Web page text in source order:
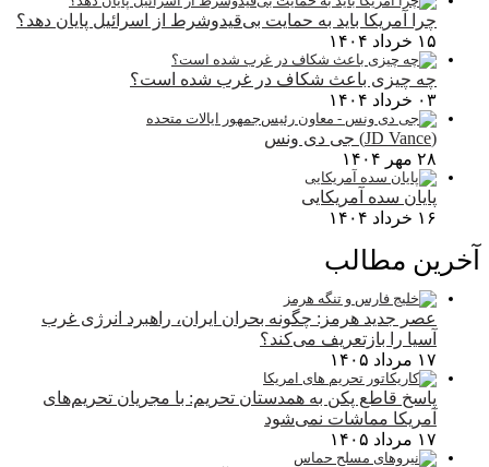
چرا آمریکا باید به حمایت بی‌قیدوشرط از اسرائیل پایان دهد؟
۱۵ خرداد ۱۴۰۴
چه چیزی باعث شکاف در غرب شده است؟
۰۳ خرداد ۱۴۰۴
(JD Vance) جی دی ونس
۲۸ مهر ۱۴۰۴
پایان سده آمریکایی
۱۶ خرداد ۱۴۰۴
آخرین مطالب
عصر جدید هرمز: چگونه بحران ایران، راهبرد انرژی غرب
آسیا را بازتعریف می‌کند؟
۱۷ مرداد ۱۴۰۵
پاسخ قاطع پکن به همدستان تحریم: با مجریان تحریم‌های
آمریکا مماشات نمی‌شود
۱۷ مرداد ۱۴۰۵